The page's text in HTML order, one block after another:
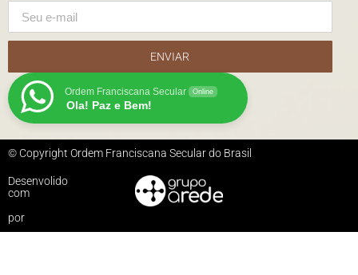
ENVIAR
Ordem Franciscana Secular Online
Ola! Paz e Bem!
© Copyright Ordem Franciscana Secular do Brasil
Desenvolido
com
por